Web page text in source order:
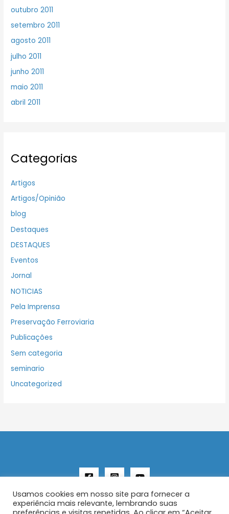
outubro 2011
setembro 2011
agosto 2011
julho 2011
junho 2011
maio 2011
abril 2011
Categorias
Artigos
Artigos/Opinião
blog
Destaques
DESTAQUES
Eventos
Jornal
NOTICIAS
Pela Imprensa
Preservação Ferroviaria
Publicações
Sem categoria
seminario
Uncategorized
Usamos cookies em nosso site para fornecer a
experiência mais relevante, lembrando suas